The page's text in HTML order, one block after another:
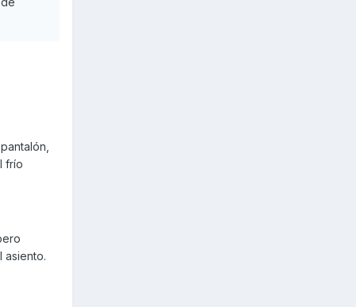
frío
asiento.